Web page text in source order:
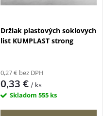
Držiak plastových soklovych
list KUMPLAST strong
0,27 € bez DPH
0,33 €/ ks
Skladom 555 ks